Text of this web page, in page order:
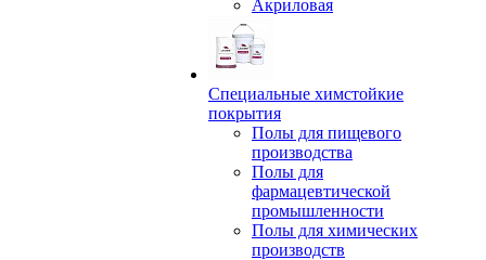
Акриловая
Специальные химстойкие
покрытия
Полы для пищевого
производства
Полы для
фармацевтической
промышленности
Полы для химических
производств